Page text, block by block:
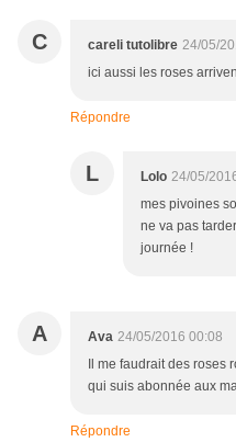
C careli tutolibre 24/05/
ici aussi les roses
Répondre
L Lolo 24/05/
mes pivoines
ne va pas
journée !
A Ava 24/05/2016 00:08
Il me faudrait des roses
qui suis abonnée aux
Répondre